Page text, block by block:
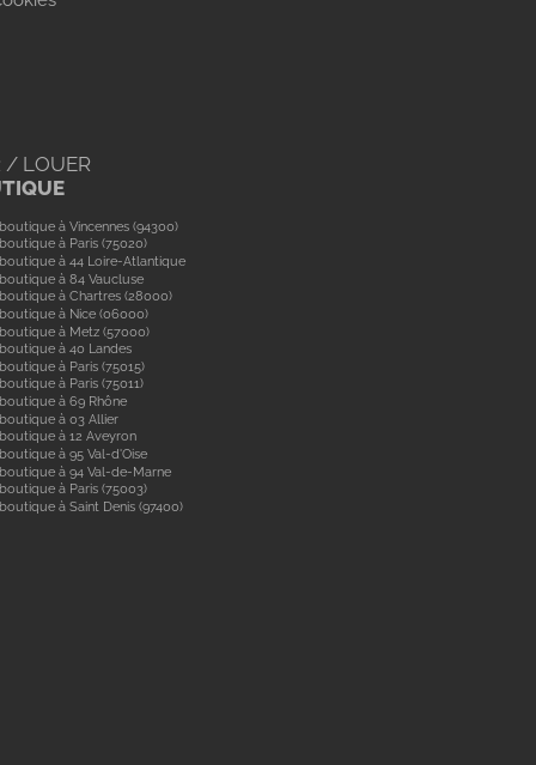
/ LOUER
à Vincennes (94300)
à Paris (75020)
à 44 Loire-Atlantique
à 84 Vaucluse
à Chartres (28000)
à Nice (06000)
à Metz (57000)
à 40 Landes
à Paris (75015)
à Paris (75011)
à 69 Rhône
à 03 Allier
à 12 Aveyron
à 95 Val-d'Oise
à 94 Val-de-Marne
à Paris (75003)
à Saint Denis (97400)